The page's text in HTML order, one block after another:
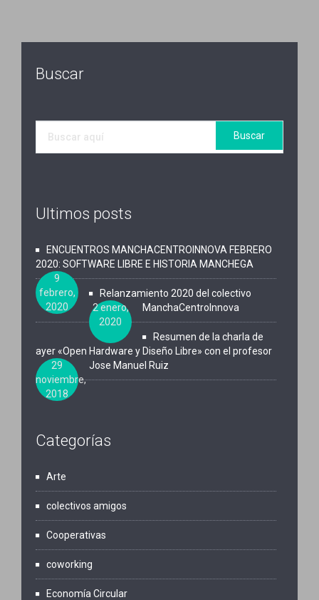
Buscar
Ultimos posts
ENCUENTROS MANCHACENTROINNOVA FEBRERO
2020: SOFTWARE LIBRE E HISTORIA MANCHEGA
9
febrero,
2020
Relanzamiento 2020 del colectivo
ManchaCentroInnova
2 enero,
2020
Resumen de la charla de
ayer «Open Hardware y Diseño Libre» con el profesor
Jose Manuel Ruiz
29
noviembre,
2018
Categorías
Arte
colectivos amigos
Cooperativas
coworking
Economía Circular